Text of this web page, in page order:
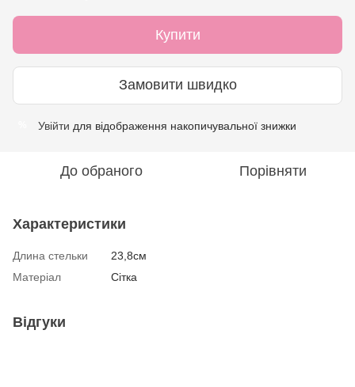
Купити
Замовити швидко
Увійти для відображення накопичувальної знижки
До обраного Порівняти
Характеристики
Длина стельки
23,8см
Матеріал
Сітка
Відгуки